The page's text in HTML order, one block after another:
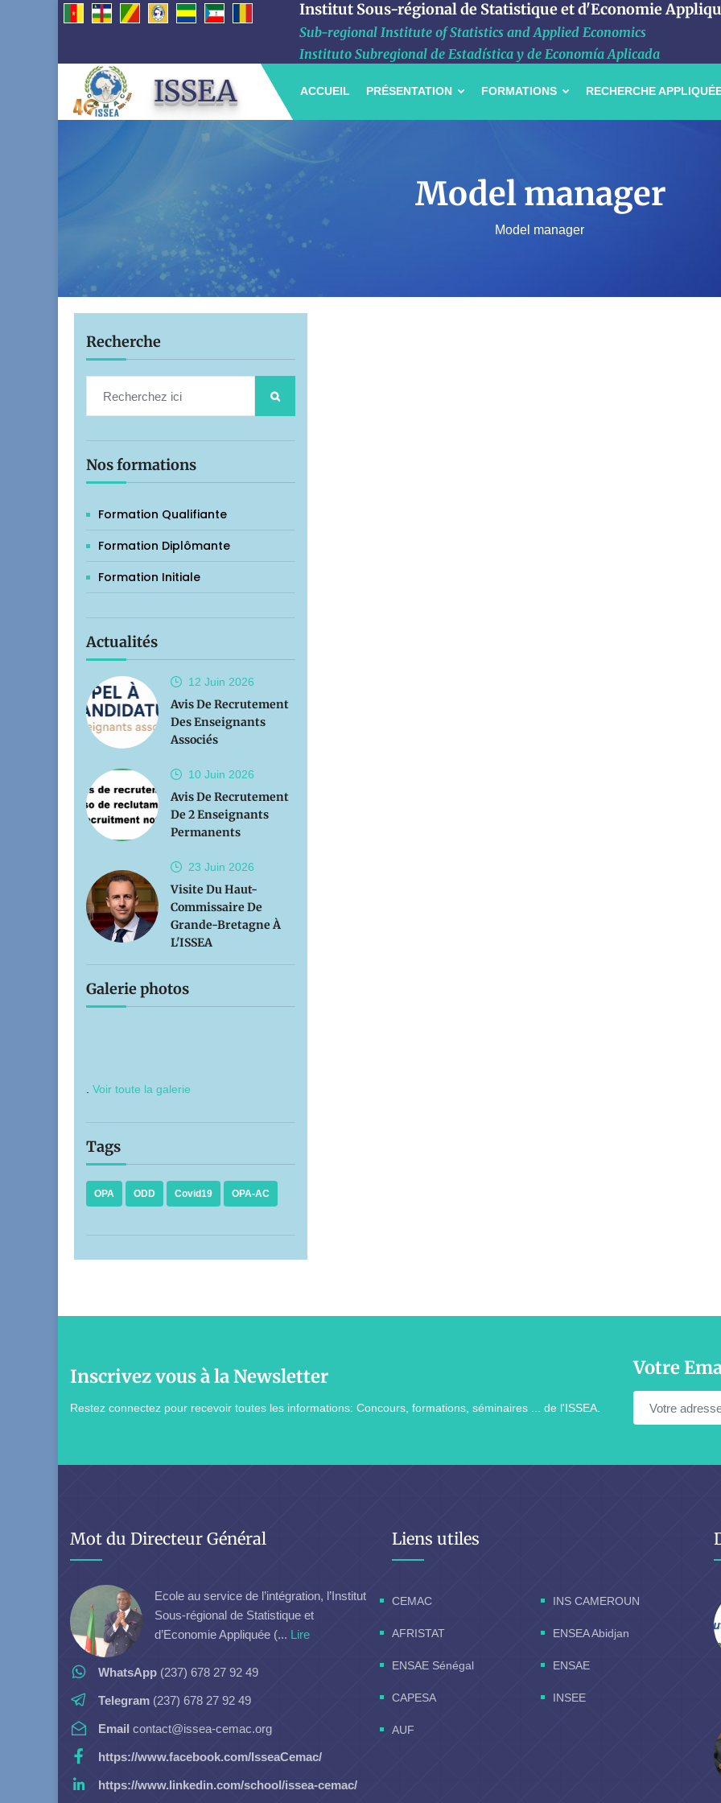
Institut Sous-régional de Statistique et d'Economie
Sub-regional Institute of Statistics and Applied Economics
Instituto Subregional de Estadística y de Economía Aplicada
ISSEA ACCUEIL PRÉSENTATION FORMATIONS RECHERCHE
Model manager
Model manager
Recherche
Nos formations
Formation Qualifiante
Formation Diplômante
Formation Initiale
Actualités
12 Juin 2026
Avis De Recrutement
Des Enseignants
Associés
10 Juin 2026
Avis De Recrutement
De 2 Enseignants
Permanents
23 Juin 2026
Visite Du Haut-
Commissaire De
Grande-Bretagne À
L'ISSEA
Galerie photos
Voir toute la galerie
Tags
OPA ODD Covid19 OPA-AC
Inscrivez vous à la Newsletter
Restez connectez pour recevoir toutes les informations: Concours, formations, séminaires ... de l'ISSEA.
Votre
Mot du Directeur Général
Ecole au service de l’intégration, l’Institut
Sous-régional de Statistique et
d’Economie Appliquée (... Lire
WhatsApp (237) 678 27 92 49
Telegram (237) 678 27 92 49
Email contact@issea-cemac.org
https://www.facebook.com/IsseaCemac/
https://www.linkedin.com/school/issea-cemac/
Liens utiles
CEMAC INS CAMEROUN
AFRISTAT ENSEA Abidjan
ENSAE Sénégal ENSAE
CAPESA INSEE
AUF